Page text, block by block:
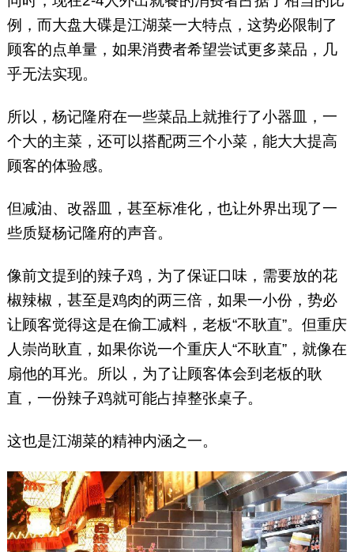
例，而大盘大碟是江湖菜一大特点，这势必限制了
顾客的点单量，如果消费者希望尝试更多菜品，几
乎无法实现。
所以，杨记隆府在一些菜品上就推行了小器皿，一
个大的主菜，还可以搭配两三个小菜，能大大提高
顾客的体验感。
但减油、改器皿，甚至标准化，也让外界出现了一
些质疑杨记隆府的声音。
像前文提到的辣子鸡，为了保证口味，需要放的花
椒辣椒，甚至是鸡肉的两三倍，如果一小份，势必
让顾客觉得这是在偷工减料，老板“不耿直”。但重庆
人崇尚耿直，如果你说一个重庆人“不耿直”，就像在
扇他的耳光。所以，为了让顾客体会到老板的耿
直，一份辣子鸡就可能占掉整张桌子。
这也是江湖菜的精神内涵之一。